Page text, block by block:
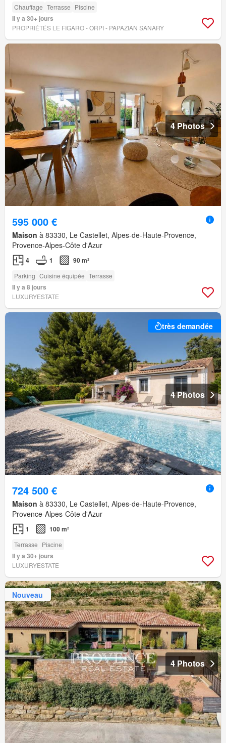
Chauffage Terrasse Piscine
Il y a 30+ jours
PROPRIÉTÉS LE FIGARO - ORPI - PAPAZIAN SANARY
4 Photos
595 000 €
Maison à 83330, Le Castellet, Alpes-de-Haute-Provence,
Provence-Alpes-Côte d'Azur
4 1 90 m²
Parking Cuisine équipée Terrasse
Il y a 8 jours
LUXURYESTATE
très demandée
4 Photos
724 500 €
Maison à 83330, Le Castellet, Alpes-de-Haute-Provence,
Provence-Alpes-Côte d'Azur
1 100 m²
Terrasse Piscine
Il y a 30+ jours
LUXURYESTATE
Nouveau
4 Photos